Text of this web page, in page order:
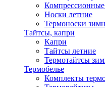
Носки летние
Термоноски
Тайтсы, капри
Капри
Тайтсы летние
Термотайтсы
Термобелье
Комплекты